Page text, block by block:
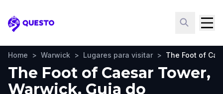
Questo
Home > Warwick > Lugares para visitar > The Foot of
The Foot of Caesar Tower,
Warwick, Guia do